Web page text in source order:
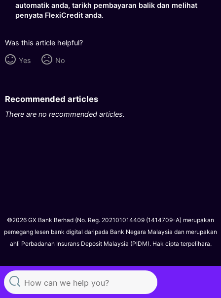
automatik anda, tarikh pembayaran balik dan melihat
penyata FlexiCredit anda.
Was this article helpful?
Yes No
Recommended articles
There are no recommended articles.
©2026 GX Bank Berhad (No. Reg. 202101014409 (1414709-A) merupakan
pemegang lesen bank digital daripada Bank Negara Malaysia dan merupakan
ahli Perbadanan Insurans Deposit Malaysia (PIDM). Hak cipta terpelihara.